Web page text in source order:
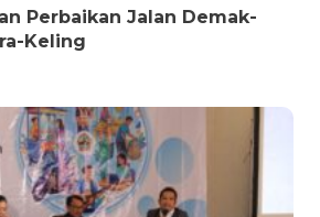
Perbaikan Jalan Demak-
Keling